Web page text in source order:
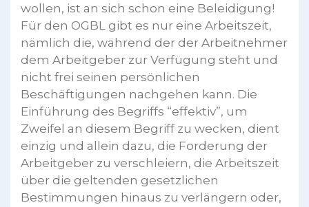
wollen, ist an sich schon eine Beleidigung!
Für den OGBL gibt es nur eine Arbeitszeit,
nämlich die, während der der Arbeitnehmer
dem Arbeitgeber zur Verfügung steht und
nicht frei seinen persönlichen
Beschäftigungen nachgehen kann. Die
Einführung des Begriffs “effektiv”, um
Zweifel an diesem Begriff zu wecken, dient
einzig und allein dazu, die Forderung der
Arbeitgeber zu verschleiern, die Arbeitszeit
über die geltenden gesetzlichen
Bestimmungen hinaus zu verlängern oder,